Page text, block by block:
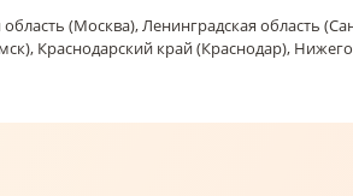
(Москва), Ленинградская область
Краснодарский край (Краснодар),